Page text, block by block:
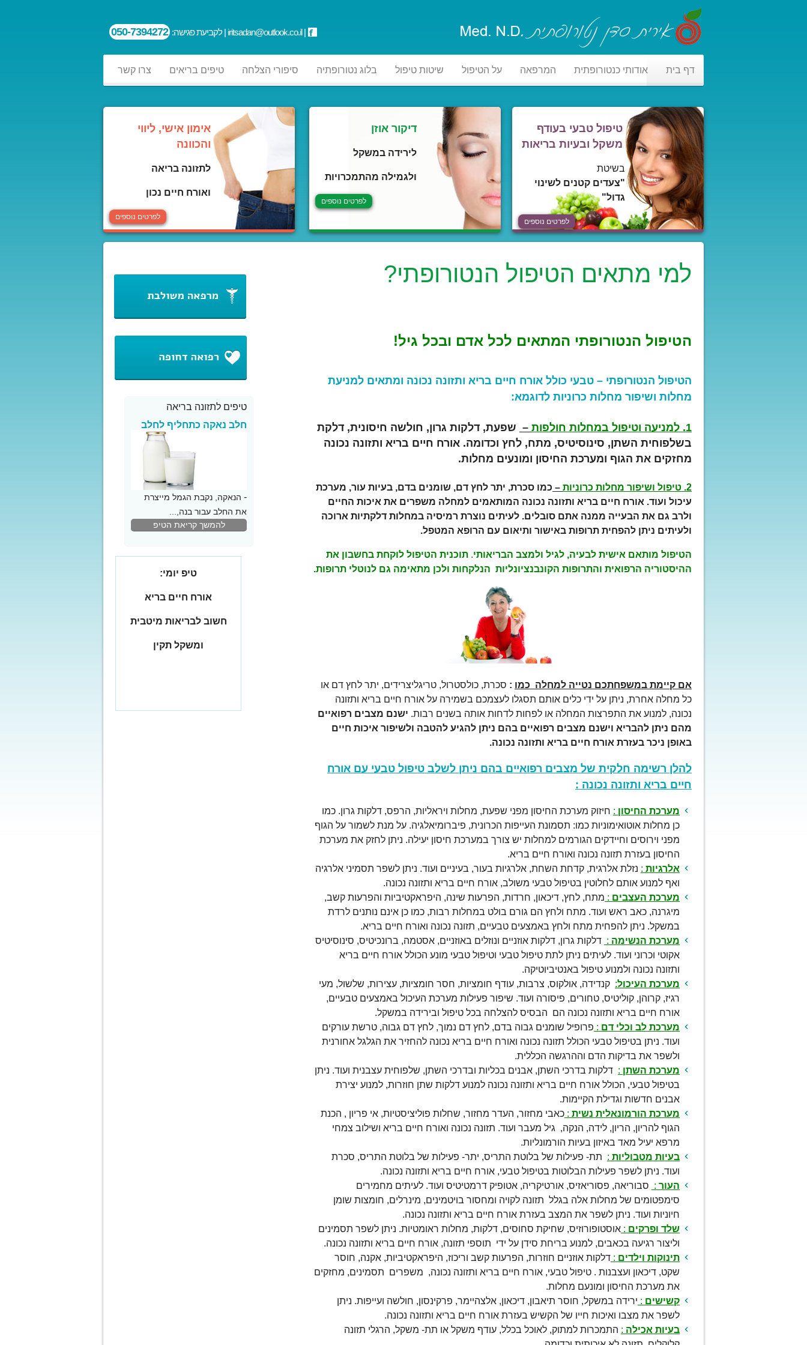
|
iritsadan@outlook.co.il | לקביעת פגישה: 050-7394272
דף בית אודותי כנטורופתית המרפאה על הטיפול שיטות טיפול בלוג נטורופתיה סיפורי הצלחה טיפים בריאים צרו קשר
טיפול טבעי בעודף
משקל ובעיות בריאות
בשיטת
"צעדים קטנים לשינוי
גדול"
לפרטים נוספים
דיקור אוזן
לירידה במשקל
ולגמילה מהתמכרויות
לפרטים נוספים
אימון אישי, ליווי
והכוונה
לתזונה בריאה
ואורח חיים נכון
לפרטים נוספים
למי מתאים הטיפול הנטורופתי?
הטיפול הנטורופתי המתאים לכל אדם ובכל גיל!
הטיפול הנטורופתי – טבעי כולל אורח חיים בריא ותזונה נכונה ומתאים למניעת
מחלות ושיפור מחלות כרוניות לדוגמא:
1. למניעה וטיפול במחלות חולפות – שפעת, דלקות גרון, חולשה חיסונית, דלקת
בשלפוחית השתן, סינוסיטיס, מתח, לחץ וכדומה. אורח חיים בריא ותזונה נכונה
מחזקים את הגוף ומערכת החיסון ומונעים מחלות.
2. טיפול ושיפור מחלות כרוניות – כמו סכרת, יתר לחץ דם, שומנים בדם, בעיות עור, מערכת
עיכול ועוד. אורח חיים בריא ותזונה נכונה המותאמים למחלה משפרים את איכות החיים
ולרב גם את הבעייה ממנה אתם סובלים. לעיתים נוצרת רמיסיה במחלות דלקתיות ארוכה
ולעיתים ניתן להפחית תרופות באישור ותיאום עם הרופא המטפל.
הטיפול מותאם אישית לבעיה, לגיל ולמצב הבריאותי. תוכנית הטיפול לוקחת בחשבון את
ההיסטוריה הרפואית והתרופות הקונבנציונליות הנלקחות ולכן מתאימה גם לנוטלי תרופות.
אם קיימת במשפחתכם נטייה למחלה כמו : סכרת, כולסטרול, טריגליצרידים, יתר לחץ דם או
כל מחלה אחרת, ניתן על ידי כלים אותם תסגלו לעצמכם בשמירה על אורח חיים בריא ותזונה
נכונה, למנוע את התפרצות המחלה או לפחות לדחות אותה בשנים רבות. ישנם מצבים רפואיים
מהם ניתן להבריא וישנם מצבים רפואיים בהם ניתן להגיע להטבה ולשיפור איכות חיים
באופן ניכר בעזרת אורח חיים בריא ותזונה נכונה.
להלן רשימה חלקית של מצבים רפואיים בהם ניתן לשלב טיפול טבעי עם אורח
חיים בריא ותזונה נכונה :
מערכת החיסון : חיזוק מערכת החיסון מפני שפעת, מחלות ויראליות, הרפס, דלקות גרון. כמו
כן מחלות אוטואימוניות כמו: תסמונת העייפות הכרונית, פיברומיאלגיה. על מנת לשמור על הגוף
מפני וירוסים וחיידקים הגורמים למחלות יש צורך במערכת חיסון יעילה. ניתן לחזק את מערכת
החיסון בעזרת תזונה נכונה ואורח חיים בריא.
אלרגיות : נזלת אלרגית, קדחת השחת, אלרגיות בעור, בעיניים ועוד. ניתן לשפר תסמיני אלרגיה
ואף למנוע אותם לחלוטין בטיפול טבעי משולב, אורח חיים בריא ותזונה נכונה.
מערכת העצבים : מתח, לחץ, דיכאון, חרדות, הפרעות שינה, היפראקטיביות והפרעות קשב,
מיגרנה, כאב ראש ועוד. מתח ולחץ הם גורם בולט במחלות רבות, כמו כן אינם נותנים לרדת
במשקל. ניתן להפחית מתח ולחץ באמצעים טבעיים, תזונה נכונה ואורח חיים בריא.
מערכת הנשימה : דלקות גרון, דלקות אוזניים ונוזלים באוזניים, אסטמה, ברונכיטיס, סינוסיטיס
אקוטי וכרוני ועוד. לעיתים ניתן לתת טיפול טבעי וטיפול טבעי מונע הכולל אורח חיים בריא
ותזונה נכונה ולמנוע טיפול באנטיביוטיקה.
מערכת העיכול: קנדידה, אולקוס, צרבות, עודף חומציות, חסר חומציות, עצירות, שלשול, מעי
רגיז, קרוהן, קוליטיס, טחורים, פיסורה ועוד. שיפור פעילות מערכת העיכול באמצעים טבעיים,
אורח חיים בריא ותזונה נכונה הם הבסיס להצלחה בכל טיפול ובירידה במשקל.
מערכת לב וכלי דם : פרופיל שומנים גבוה בדם, לחץ דם נמוך, לחץ דם גבוה, טרשת עורקים
ועוד. ניתן בטיפול טבעי הכולל תזונה נכונה ואורח חיים בריא נכונה להחזיר את הגלגל אחורנית
ולשפר את בדיקות הדם וההרגשה הכללית.
מערכת השתן : דלקות בדרכי השתן, אבנים בכליות ובדרכי השתן, שלפוחית עצבנית ועוד. ניתן
בטיפול טבעי, הכולל אורח חיים בריא ותזונה נכונה למנוע דלקות שתן חוזרות, למנוע יצירת
אבנים חדשות וגדילת הקיימות.
מערכת הורמונאלית נשית : כאבי מחזור, העדר מחזור, שחלות פוליציסטיות, אי פריון , הכנת
הגוף להריון, הריון, לידה, הנקה, גיל מעבר ועוד. תזונה נכונה ואורח חיים בריא ושילוב צמחי
מרפא יעיל מאד באיזון בעיות הורמונליות.
בעיות מטבוליות : תת- פעילות של בלוטת התריס, יתר- פעילות של בלוטת התריס, סכרת
ועוד. ניתן לשפר פעילות הבלוטות בטיפול טבעי, אורח חיים בריא ותזונה נכונה.
העור : סבוריאה, פסוריאזיס, אורטיקריה, אטופיק דרמטיטיס ועוד. לעיתים מחמירים
סימפטומים של מחלות אלה בגלל תזונה לקויה ומחסור בויטמינים, מינרלים, חומצות שומן
חיוניות ועוד. ניתן לשפר את המצב בעזרת אורח חיים בריא ותזונה נכונה.
שלד ופרקים : אוסטופורוזיס, שחיקת סחוסים, דלקות, מחלות ראומטיות. ניתן לשפר תסמינים
וליצור רגיעה בכאבים, למנוע בריחת סידן על ידי תוספי תזונה, אורח חיים בריא ותזונה נכונה.
תינוקות וילדים : דלקות אוזניים חוזרות, הפרעות קשב וריכוז, היפראקטיביות, אקנה, חוסר
שקט, דיכאון ועצבנות . טיפול טבעי, אורח חיים בריא ותזונה נכונה, משפרים תסמינים, מחזקים
את מערכת החיסון ומונעם מחלות.
קשישים : ירידה במשקל, חוסר תיאבון, דיכאון, אלצהיימר, פרקינסון, חולשה ועייפות. ניתן
לשפר את מצבו ואיכות חייו של הקשיש בעזרת אורח חיים בריא ותזונה נכונה.
בעיות אכילה : התמכרות למתוק, לאוכל בכלל, עודף משקל או תת- משקל, הרגלי תזונה
טיפים לתזונה בריאה
חלב נאקה כתחליף לחלב
- הנאקה, נקבת הגמל מייצרת
את החלב עבור בנה,...
להמשך קריאת הטיפ
טיפ יומי:
אורח חיים בריא
חשוב לבריאות מיטבית
ומשקל תקין